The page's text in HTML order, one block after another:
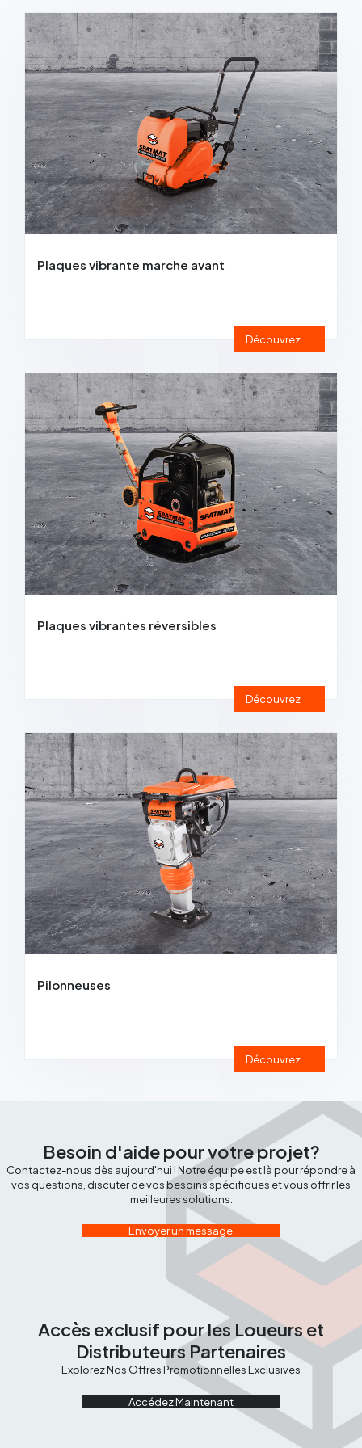
Régles vibrantes
Marteau Piqueur
Marteaux pneumatiques
Plaques vibrante marche avant
Découvrez
Plaques vibrantes réversibles
Découvrez
Pilonneuses
Découvrez
Besoin d'aide pour votre projet?
Contactez-nous dès aujourd'hui ! Notre équipe est là pour répondre à
vos questions, discuter de vos besoins spécifiques et vous offrir les
meilleures solutions.
Envoyer un message
Accès exclusif pour les Loueurs et
Distributeurs Partenaires
Explorez Nos Offres Promotionnelles Exclusives
Accédez Maintenant